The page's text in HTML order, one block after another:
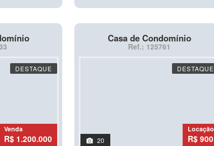
DESTAQUE
Venda
R$ 1.200.000
Casa de Condomínio
Ref.: 125761
DESTAQUE
20
Locação
R$ 900